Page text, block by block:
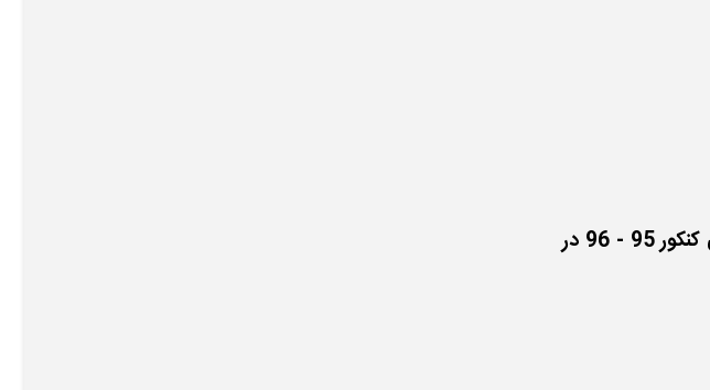
حداقل درصد دروس و آخرین رتبه لازم جهت قبولی رشته مهندسی صنایع دانشگاه دولتی کنکور 95 - 96 در